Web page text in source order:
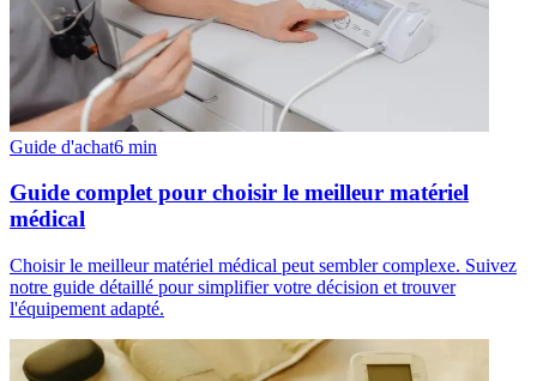
Guide d'achat6 min
Guide complet pour choisir le meilleur matériel
médical
Choisir le meilleur matériel médical peut sembler complexe. Suivez
notre guide détaillé pour simplifier votre décision et trouver
l'équipement adapté.